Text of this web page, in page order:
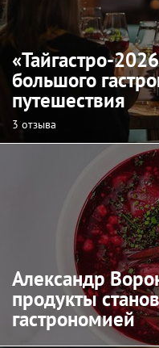
«Тайгастро-
большого
путешествия
3 отзыва
Александр
продукты
гастрономией